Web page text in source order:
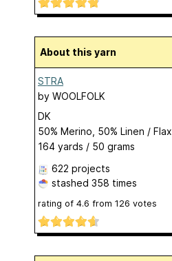
About this yarn
STRA
by WOOLFOLK
DK
50% Merino, 50% Linen / Flax
164 yards / 50 grams
622 projects
stashed 358 times
rating of 4.6 from 126 votes